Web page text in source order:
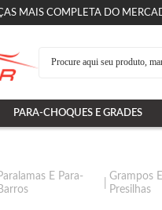
MAIS COMPLETA DO
PARA-CHOQUES E GRADES
E Para-
Grampos E
Presilhas